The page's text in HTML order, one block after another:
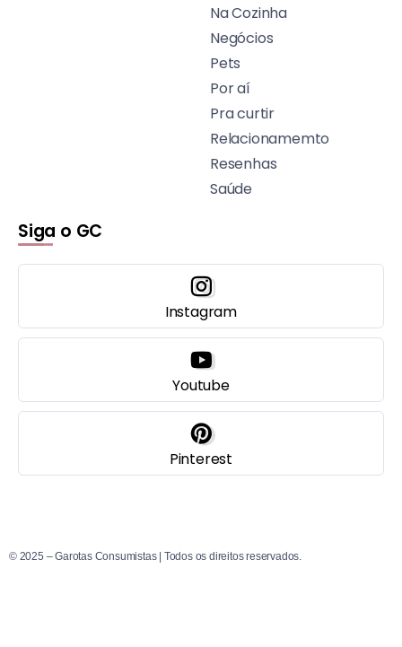
Na Cozinha
Negócios
Pets
Por aí
Pra curtir
Relacionamemto
Resenhas
Saúde
Siga o GC
Instagram
Youtube
Pinterest
© 2025 – Garotas Consumistas | Todos os direitos reservados.